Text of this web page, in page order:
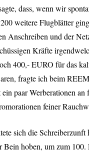
dass, wenn wir
weitere Flugblätter
Anschreiben und der
Kräfte
400,-EURO für das
fragte ich beim
paar Werberationen
feiner
sich die
Bein hoben, um zum 100.